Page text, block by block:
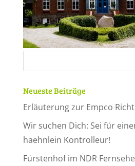
Neueste Beiträge
Erläuterung zur Empco
Wir suchen Dich: Sei für
haehnlein Kontrolleur!
Fürstenhof im NDR